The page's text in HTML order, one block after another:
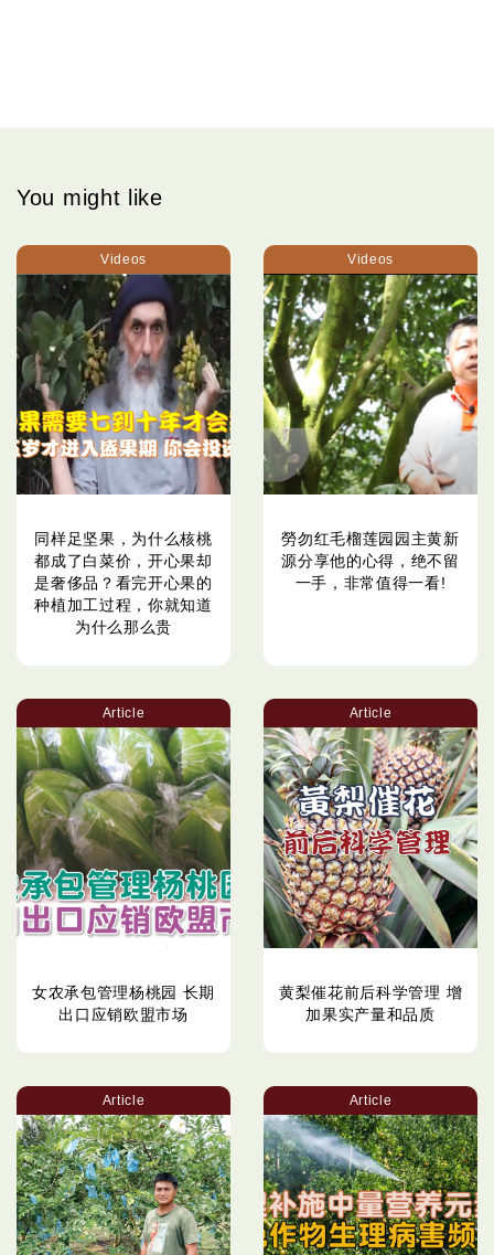
You might like
Videos
同样足坚果，为什么核桃
都成了白菜价，开心果却
是奢侈品？看完开心果的
种植加工过程，你就知道
为什么那么贵
Videos
勞勿红毛榴莲园园主黄新
源分享他的心得，绝不留
一手，非常值得一看!
Article
女农承包管理杨桃园 长期
出口应销欧盟市场
Article
黄梨催花前后科学管理 增
加果实产量和品质
Article Article